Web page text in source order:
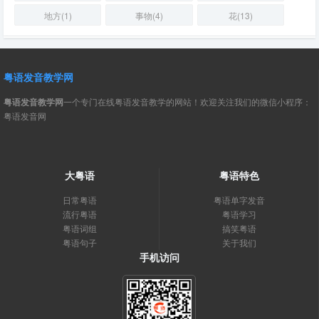
地方(1) 事物(4) 花(13)
粤语发音教学网
粤语发音教学网一个专门在线粤语发音教学的网站！欢迎关注我们的微信小程序：
粤语发音网
大粤语
日常粤语
流行粤语
粤语词组
粤语句子
粤语特色
粤语单字发音
粤语学习
搞笑粤语
关于我们
手机访问